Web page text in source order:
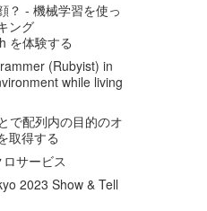
？ - 機械学習を使っ
ング
を体験する
(Rubyist) in
while living
で配列内の目的のオ
取得する
サービス
2023 Show & Tell